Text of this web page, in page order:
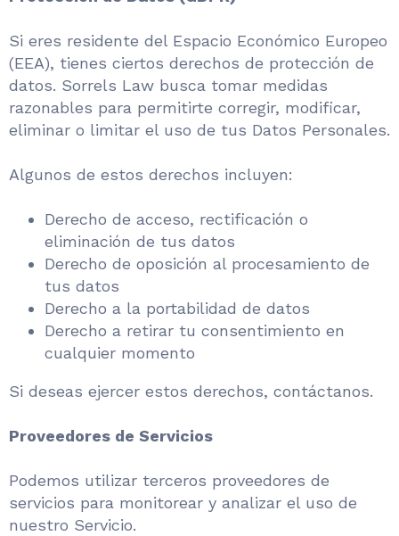
Si eres residente del Espacio Económico Europeo
(EEA), tienes ciertos derechos de protección de
datos. Sorrels Law busca tomar medidas
razonables para permitirte corregir, modificar,
eliminar o limitar el uso de tus Datos Personales.
Algunos de estos derechos incluyen:
Derecho de acceso, rectificación o
eliminación de tus datos
Derecho de oposición al procesamiento de
tus datos
Derecho a la portabilidad de datos
Derecho a retirar tu consentimiento en
cualquier momento
Si deseas ejercer estos derechos, contáctanos.
Proveedores de Servicios
Podemos utilizar terceros proveedores de
servicios para monitorear y analizar el uso de
nuestro Servicio.